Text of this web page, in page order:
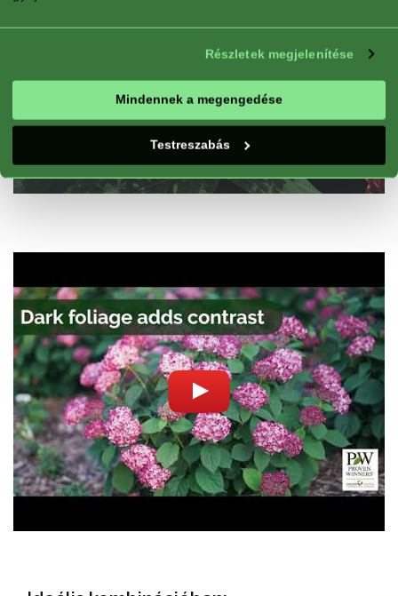
Részletek megjelenítése
Mindennek a megengedése
Testreszabás